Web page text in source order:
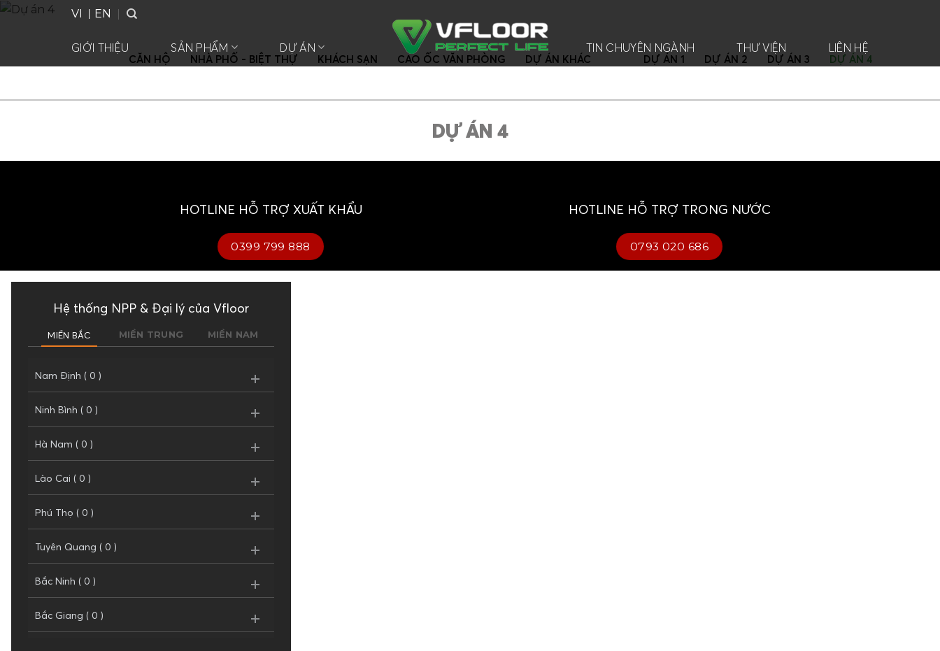
Skip
VI EN
GIỚI THIỆU SẢN PHẨM DỰ ÁN TIN CHUYÊN NGÀNH THƯ VIỆN LIÊN HỆ
CĂN HỘ NHÀ PHỐ - BIỆT THỰ KHÁCH SẠN CAO ỐC VĂN PHÒNG DỰ ÁN KHÁC DỰ ÁN 1 DỰ ÁN 2 DỰ ÁN 3 DỰ ÁN 4
DỰ ÁN 4
HOTLINE HỖ TRỢ XUẤT KHẨU
0399 799 888
HOTLINE HỖ TRỢ TRONG NƯỚC
0793 020 686
Hệ thống NPP & Đại lý của Vfloor
MIỀN BẮC MIỀN TRUNG MIỀN NAM
Nam Định ( 0 )
Ninh Bình ( 0 )
Hà Nam ( 0 )
Lào Cai ( 0 )
Phú Thọ ( 0 )
Tuyên Quang ( 0 )
Bắc Ninh ( 0 )
Bắc Giang ( 0 )